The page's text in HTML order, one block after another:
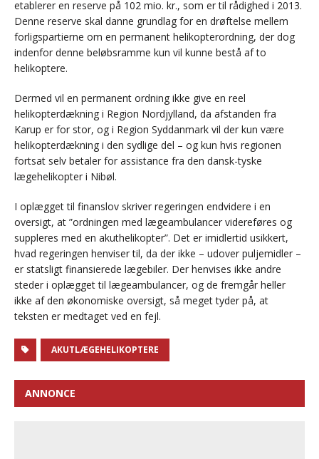
etablerer en reserve på 102 mio. kr., som er til rådighed i 2013.
Denne reserve skal danne grundlag for en drøftelse mellem
forligspartierne om en permanent helikopterordning, der dog
indenfor denne beløbsramme kun vil kunne bestå af to
helikoptere.
Dermed vil en permanent ordning ikke give en reel
helikopterdækning i Region Nordjylland, da afstanden fra
Karup er for stor, og i Region Syddanmark vil der kun være
helikopterdækning i den sydlige del – og kun hvis regionen
fortsat selv betaler for assistance fra den dansk-tyske
lægehelikopter i Nibøl.
I oplægget til finanslov skriver regeringen endvidere i en
oversigt, at ”ordningen med lægeambulancer videreføres og
suppleres med en akuthelikopter”. Det er imidlertid usikkert,
hvad regeringen henviser til, da der ikke – udover puljemidler –
er statsligt finansierede lægebiler. Der henvises ikke andre
steder i oplægget til lægeambulancer, og de fremgår heller
ikke af den økonomiske oversigt, så meget tyder på, at
teksten er medtaget ved en fejl.
AKUTLÆGEHELIKOPTERE
ANNONCE